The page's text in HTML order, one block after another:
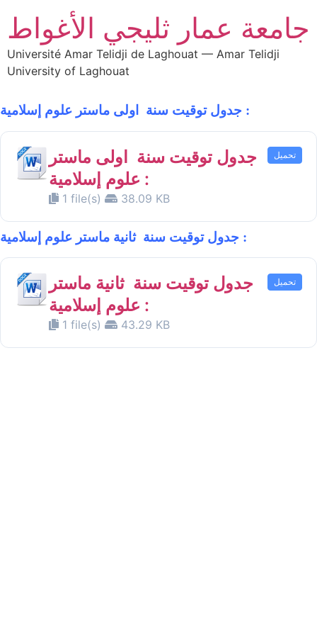
جامعة عمار ثليجي الأغواط
Université Amar Telidji de Laghouat — Amar Telidji
University of Laghouat
جدول توقيت سنة اولى ماستر علوم إسلامية :
جدول توقيت سنة اولى ماستر
علوم إسلامية :
1 file(s) 38.09 KB
تحميل
جدول توقيت سنة ثانية ماستر علوم إسلامية :
جدول توقيت سنة ثانية ماستر
علوم إسلامية :
1 file(s) 43.29 KB
تحميل